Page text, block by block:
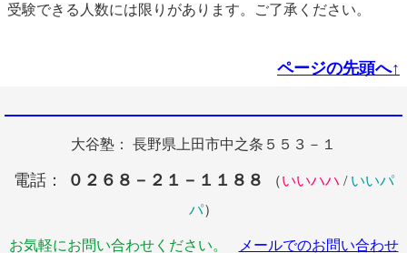
受験できる人数には限りがあります。ご了承ください。
ページの先頭へ↑
大谷塾： 長野県上田市中之条５５３－１
電話： ０２６８－２１－１１８８ （いいハハ / いいパ
パ）
お気軽にお問い合わせください。
メールでのお問い合わせ